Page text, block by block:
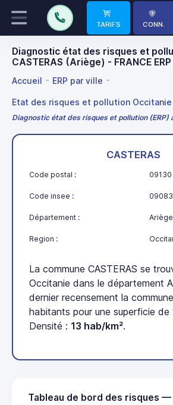
TARIFS CONN.
Diagnostic état des risques et
CASTERAS (Ariège) - FRANCE ERP
Accueil ERP par ville
Etat des risques et pollution Occitanie
Diagnostic état des risques et pollution (ERP)
CASTERAS
Code postal : 09130
Code insee : 09083
Département :
Region :
La commune CASTERAS se
Occitanie dans le département
dernier recensement la
habitants pour une superficie de
Densité : 13 hab/km².
Tableau de bord des risques —